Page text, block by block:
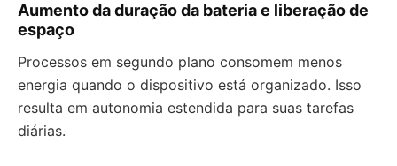
Aumento da duração da bateria e liberação de
espaço
Processos em segundo plano consomem menos
energia quando o dispositivo está organizado. Isso
resulta em autonomia estendida para suas tarefas
diárias.